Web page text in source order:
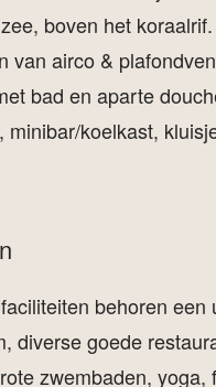
boven het koraalrif.
van airco &
bad en aparte
minibar/koelkast,
behoren een
diverse goede
zwembaden, yoga,